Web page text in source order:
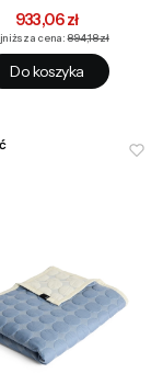
Cena promocyjna
933,06 zł
cena: 894,18 zł
Do koszyka